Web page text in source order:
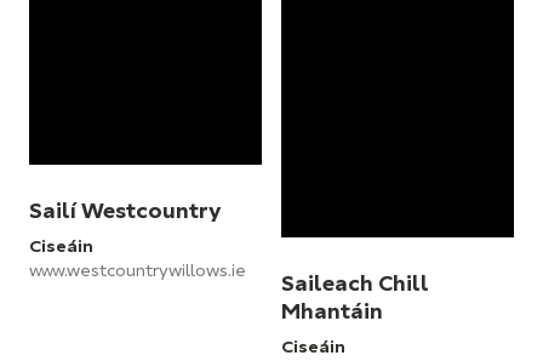
Sailí Westcountry
Ciseáin
www.westcountrywillows.ie
Saileach Chill
Mhantáin
Ciseáin